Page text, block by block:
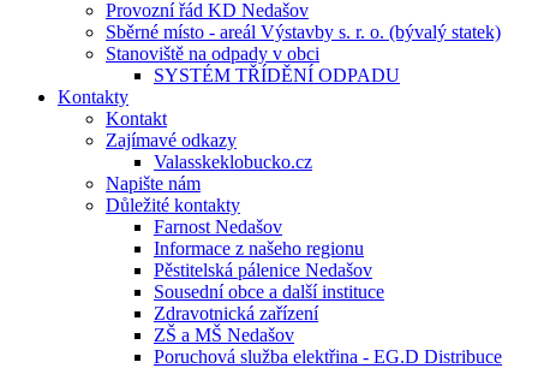
Provozní řád KD Nedašov
Sběrné místo - areál Výstavby s. r. o. (bývalý statek)
Stanoviště na odpady v obci
SYSTÉM TŘÍDĚNÍ ODPADU
Kontakty
Kontakt
Zajímavé odkazy
Valasskeklobucko.cz
Napište nám
Důležité kontakty
Farnost Nedašov
Informace z našeho regionu
Pěstitelská pálenice Nedašov
Sousední obce a další instituce
Zdravotnická zařízení
ZŠ a MŠ Nedašov
Poruchová služba elektřina - EG.D Distribuce